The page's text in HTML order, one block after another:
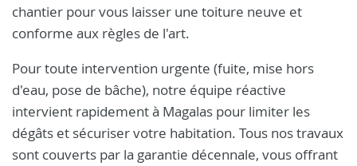
chantier pour vous laisser une toiture neuve et
conforme aux règles de l'art.
Pour toute intervention urgente (fuite, mise hors
d'eau, pose de bâche), notre équipe réactive
intervient rapidement à Magalas pour limiter les
dégâts et sécuriser votre habitation. Tous nos travaux
sont couverts par la garantie décennale, vous offrant